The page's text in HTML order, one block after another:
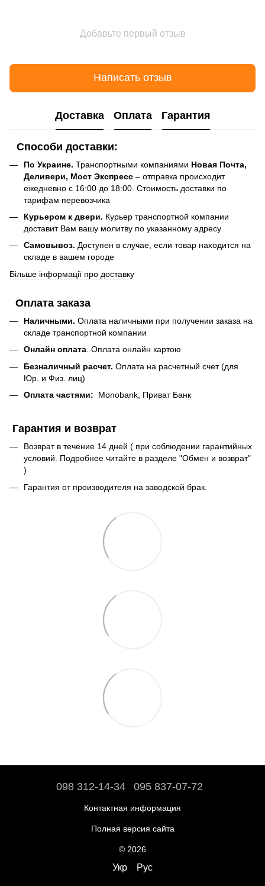
Добавьте первый отзыв
Написать отзыв
Доставка Оплата Гарантия
Способи доставки:
По Украине. Транспортными компаниями Новая Почта,
Деливери, Мост Экспресс – отправка происходит
ежедневно с 16:00 до 18:00. Стоимость доставки по
тарифам перевозчика
Курьером к двери. Курьер транспортной компании
доставит Вам вашу молитву по указанному адресу
Самовывоз. Доступен в случае, если товар находится на
складе в вашем городе
Більше інформації про доставку
Оплата заказа
Наличными. Оплата наличными при получении заказа на
складе транспортной компании
Онлайн оплата . Оплата онлайн картою
Безналичный расчет. Оплата на расчетный счет (для
Юр. и Физ. лиц)
Оплата частями: Monobank, Приват Банк
Гарантия и возврат
Возврат в течение 14 дней ( при соблюдении гарантийных
условий. Подробнее читайте в разделе "Обмен и возврат"
)
Гарантия от производителя на заводской брак.
098 312-14-34 095 837-07-72
Контактная информация
Полная версия сайта
© 2026
Укр Рус